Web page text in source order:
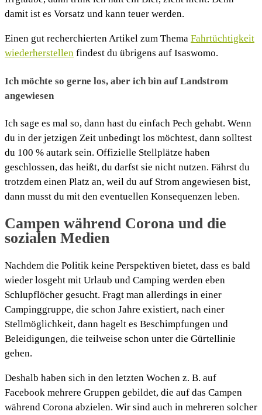
damit ist es Vorsatz und kann teuer werden.
Einen gut recherchierten Artikel zum Thema Fahrtüchtigkeit
wiederherstellen findest du übrigens auf Isaswomo.
Ich möchte so gerne los, aber ich bin auf Landstrom
angewiesen
Ich sage es mal so, dann hast du einfach Pech gehabt. Wenn
du in der jetzigen Zeit unbedingt los möchtest, dann solltest
du 100 % autark sein. Offizielle Stellplätze haben
geschlossen, das heißt, du darfst sie nicht nutzen. Fährst du
trotzdem einen Platz an, weil du auf Strom angewiesen bist,
dann musst du mit den eventuellen Konsequenzen leben.
Campen während Corona und die
sozialen Medien
Nachdem die Politik keine Perspektiven bietet, dass es bald
wieder losgeht mit Urlaub und Camping werden eben
Schlupflöcher gesucht. Fragt man allerdings in einer
Campinggruppe, die schon Jahre existiert, nach einer
Stellmöglichkeit, dann hagelt es Beschimpfungen und
Beleidigungen, die teilweise schon unter die Gürtellinie
gehen.
Deshalb haben sich in den letzten Wochen z. B. auf
Facebook mehrere Gruppen gebildet, die auf das Campen
während Corona abzielen. Wir sind auch in mehreren solcher